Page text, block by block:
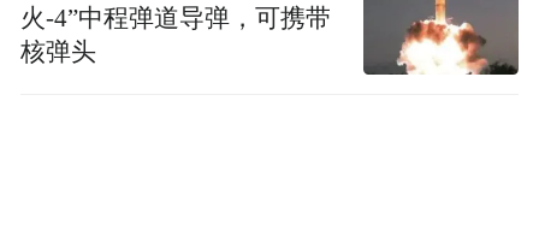
火-4”中程弹道导弹，可携带
核弹头